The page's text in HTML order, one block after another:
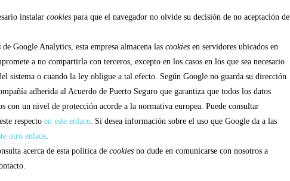
instalar cookies para que el navegador no olvide su decisión de no aceptación de
de Google Analytics, esta empresa almacena las cookies en servidores ubicados en
a no compartirla con terceros, excepto en los casos en los que sea necesario
sistema o cuando la ley obligue a tal efecto. Según Google no guarda su dirección
adherida al Acuerdo de Puerto Seguro que garantiza que todos los datos
con un nivel de protección acorde a la normativa europea. Puede consultar
respecto en este enlace. Si desea información sobre el uso que Google da a las
otro enlace.
acerca de esta política de cookies no dude en comunicarse con nosotros a